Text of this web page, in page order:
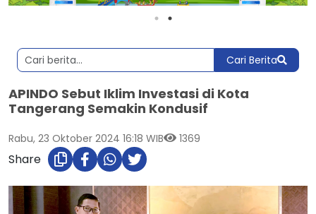
Cari Berita
APINDO Sebut Iklim Investasi di Kota
Tangerang Semakin Kondusif
Rabu, 23 Oktober 2024 16:18 WIB 1369
Share